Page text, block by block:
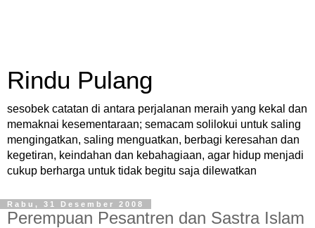
Rindu Pulang
sesobek catatan di antara perjalanan meraih yang kekal dan
memaknai kesementaraan; semacam solilokui untuk saling
mengingatkan, saling menguatkan, berbagi keresahan dan
kegetiran, keindahan dan kebahagiaan, agar hidup menjadi
cukup berharga untuk tidak begitu saja dilewatkan
Rabu, 31 Desember 2008
Perempuan Pesantren dan Sastra Islam